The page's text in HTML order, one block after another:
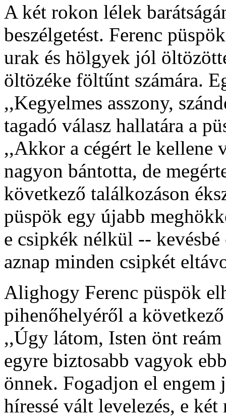
A két rokon lélek
beszélgetést. Ferenc
urak és hölgyek jól
öltözéke föltűnt számára.
,,Kegyelmes asszony,
tagadó válasz hallatára a
,,Akkor a cégért le kellene
nagyon bántotta, de
következő találkozáson
püspök egy újabb
e csipkék nélkül --
aznap minden csipkét
Alighogy Ferenc püspök
pihenőhelyéről a
,,Úgy látom, Isten önt
egyre biztosabb vagyok
önnek. Fogadjon el engem
híressé vált levelezés, e